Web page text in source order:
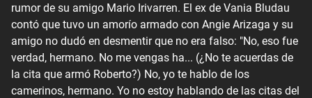
rumor de su amigo Mario Irivarren. El ex de Vania Bludau
contó que tuvo un amorío armado con Angie Arizaga y su
amigo no dudó en desmentir que no era falso: "No, eso fue
verdad, hermano. No me vengas ha... (¿No te acuerdas de
la cita que armó Roberto?) No, yo te hablo de los
camerinos, hermano. Yo no estoy hablando de las citas del